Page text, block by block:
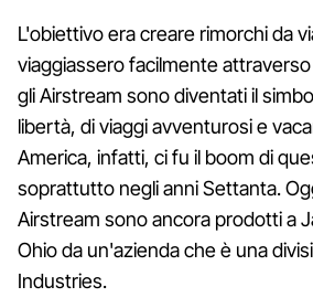
L'obiettivo era creare rimorchi da
viaggiassero facilmente attraverso
gli Airstream sono diventati il
libertà, di viaggi avventurosi e
America, infatti, ci fu il boom di
soprattutto negli anni Settanta.
Airstream sono ancora prodotti a
Ohio da un'azienda che è una
Industries.